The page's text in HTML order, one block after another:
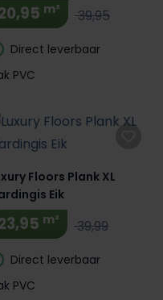
m² 39,95
Direct leverbaar
PVC
Floors Plank XL
Eik
m² 39,99
Direct leverbaar
PVC